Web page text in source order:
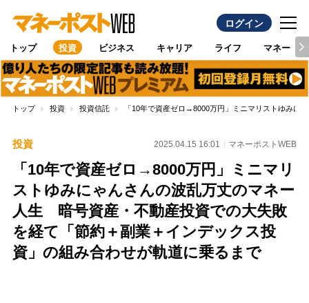
ログイン
トップ 投資 ビジネス キャリア ライフ マネー
トップ 投資 投資信託 「10年で資産ゼロ→8000万円」ミニマリストゆみに
投資 2025.04.15 16:01 マネーポストWEB
「10年で資産ゼロ→8000万円」ミニマリ
ストゆみにゃんさんの波乱万丈のマネー
人生 暗号資産・不動産投資での大失敗
を経て「節約＋副業＋インデックス投
資」の組み合わせが軌道に乗るまで